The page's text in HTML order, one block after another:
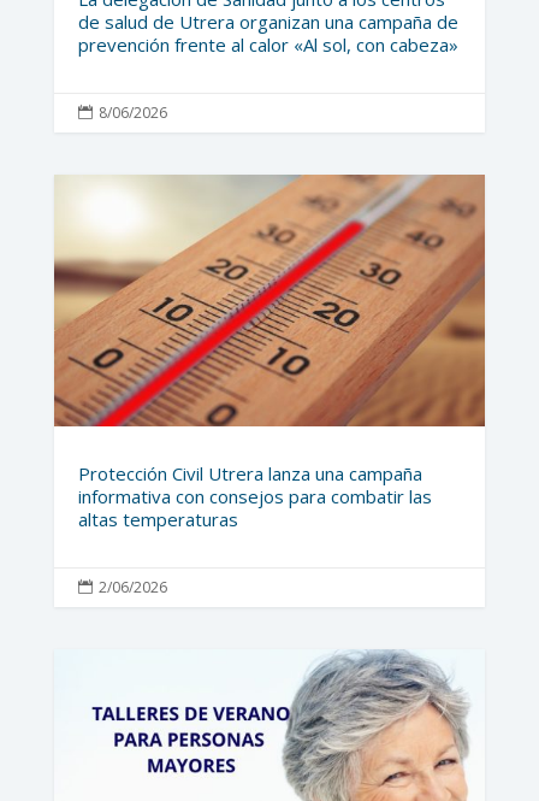
de salud de Utrera organizan una campaña de
prevención frente al calor «Al sol, con cabeza»
 8/06/2026
Protección Civil Utrera lanza una campaña
informativa con consejos para combatir las
altas temperaturas
 2/06/2026